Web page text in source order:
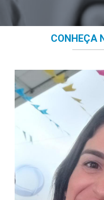
CONHEÇA